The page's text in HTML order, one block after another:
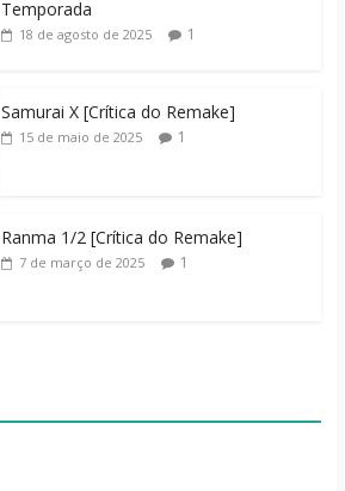
Temporada
18 de agosto de 2025 1
Samurai X [Crítica do Remake]
15 de maio de 2025 1
Ranma 1/2 [Crítica do Remake]
7 de março de 2025 1
Família Inusitada